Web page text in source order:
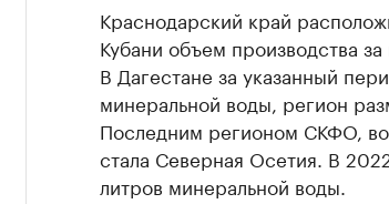
Краснодарский край
Кубани объем производства
В Дагестане за указанный
минеральной воды, регион
Последним регионом СКФО,
стала Северная Осетия. В
литров минеральной воды.